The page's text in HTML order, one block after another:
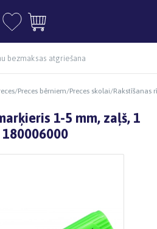
bezmaksas atgriešana
/Preces bērniem/Preces skolai/Rakstīšanas
1-5 mm, zaļš, 1